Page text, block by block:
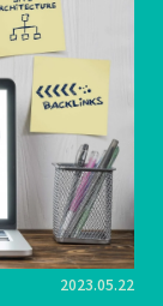
2023.05.22